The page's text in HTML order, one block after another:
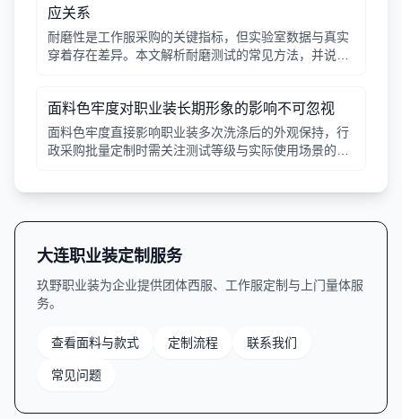
应关系
耐磨性是工作服采购的关键指标，但实验室数据与真实
穿着存在差异。本文解析耐磨测试的常见方法，并说明
面料色牢度对职业装长期形象的影响不可忽视
面料色牢度直接影响职业装多次洗涤后的外观保持，行
政采购批量定制时需关注测试等级与实际使用场景的匹
大连职业装定制服务
玖野职业装为企业提供团体西服、工作服定制与上门量体服
务。
查看面料与款式 定制流程 联系我们
常见问题